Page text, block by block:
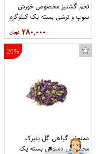
تخم گشنیز مخصوص خورش
سوپ و ترشی بسته یک کیلوگرم
۲۸۰,۰۰۰
20%
دمنوش گیاهی گل پنیرک
مخصوص دمنوش بسته یک
❌